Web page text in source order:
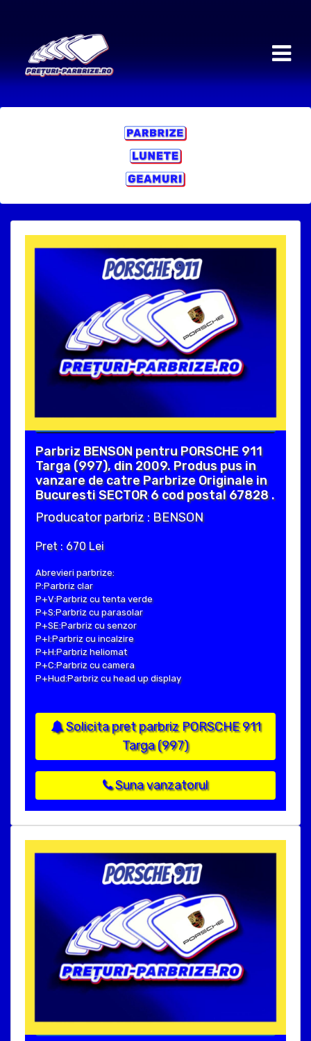
Parbriz BENSON pentru PORSCHE 911
Targa (997), din 2009. Produs pus in
vanzare de catre Parbrize Originale in
Bucuresti SECTOR 6 cod postal 67828 .
Producator parbriz : BENSON
Pret : 670 Lei
Abrevieri parbrize:
P:Parbriz clar
P+V:Parbriz cu tenta verde
P+S:Parbriz cu parasolar
P+SE:Parbriz cu senzor
P+I:Parbriz cu incalzire
P+H:Parbriz heliomat
P+C:Parbriz cu camera
P+Hud:Parbriz cu head up display
Solicita pret parbriz PORSCHE 911
Targa (997)
Suna vanzatorul